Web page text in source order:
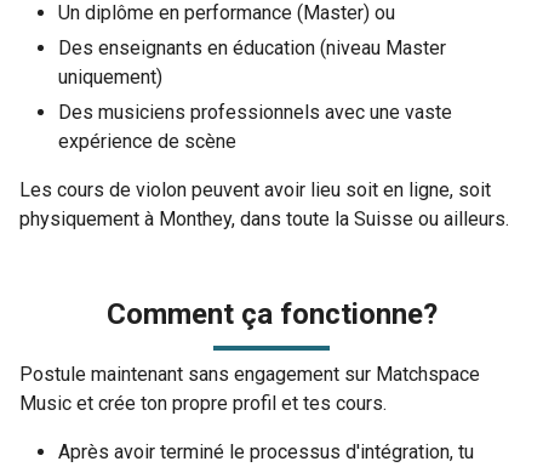
Un diplôme en performance (Master) ou
Des enseignants en éducation (niveau Master
uniquement)
Des musiciens professionnels avec une vaste
expérience de scène
Les cours de violon peuvent avoir lieu soit en ligne, soit
physiquement à Monthey, dans toute la Suisse ou ailleurs.
Comment ça fonctionne?
Postule maintenant sans engagement sur Matchspace
Music et crée ton propre profil et tes cours.
Après avoir terminé le processus d'intégration, tu